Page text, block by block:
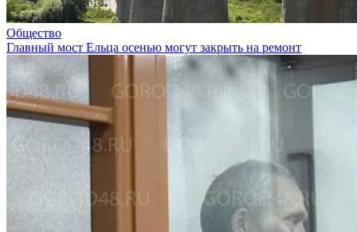
Общество
Главный мост Ельца осенью могут закрыть на ремонт